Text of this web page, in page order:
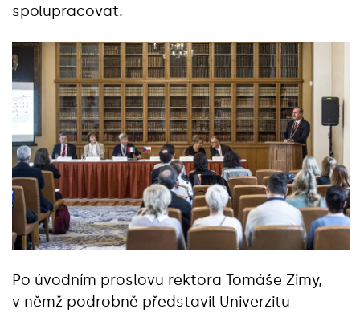
spolupracovat.
Po úvodním proslovu rektora Tomáše Zimy,
v němž podrobně představil Univerzitu